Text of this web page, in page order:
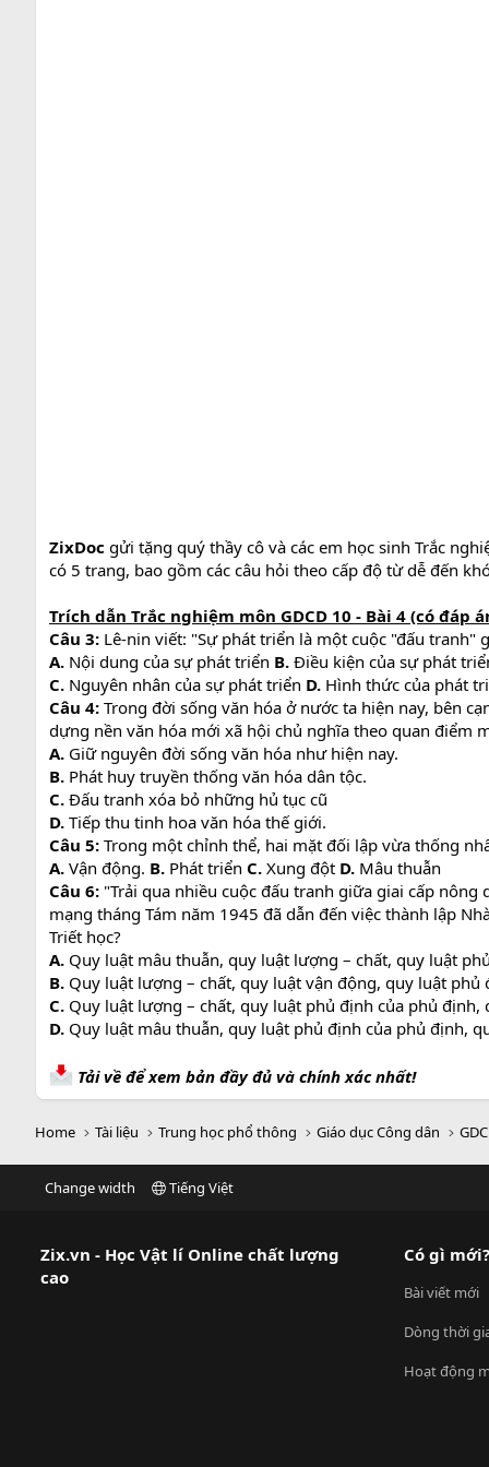
ZixDoc gửi tặng quý thầy cô và các em học sinh Trắc
có 5 trang, bao gồm các câu hỏi theo cấp độ từ dễ đến
Trích dẫn Trắc nghiệm môn GDCD 10 - Bài 4 (có đáp
Câu 3: Lê-nin viết: "Sự phát triển là một cuộc "đấu tranh"
A. Nội dung của sự phát triển B. Điều kiện của sự phát
C. Nguyên nhân của sự phát triển D. Hình thức của phát
Câu 4: Trong đời sống văn hóa ở nước ta hiện nay, bên
dựng nền văn hóa mới xã hội chủ nghĩa theo quan điểm
A. Giữ nguyên đời sống văn hóa như hiện nay.
B. Phát huy truyền thống văn hóa dân tộc.
C. Đấu tranh xóa bỏ những hủ tục cũ
D. Tiếp thu tinh hoa văn hóa thế giới.
Câu 5: Trong một chỉnh thể, hai mặt đối lập vừa thống
A. Vận động. B. Phát triển C. Xung đột D. Mâu thuẫn
Câu 6: "Trải qua nhiều cuộc đấu tranh giữa giai cấp
mạng tháng Tám năm 1945 đã dẫn đến việc thành lập
Triết học?
A. Quy luật mâu thuẫn, quy luật lượng – chất, quy luật
B. Quy luật lượng – chất, quy luật vận động, quy luật phủ
C. Quy luật lượng – chất, quy luật phủ định của phủ định,
D. Quy luật mâu thuẫn, quy luật phủ định của phủ định,
Tải về để xem bản đầy đủ và chính xác nhất!
Home Tài liệu Trung học phổ thông Giáo dục Công dân
Change width Tiếng Việt
Zix.vn - Học Vật lí Online chất lượng
cao
Có gì mới?
Bài viết mới
Dòng thời
Hoạt động